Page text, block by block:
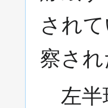
され
察され
左半